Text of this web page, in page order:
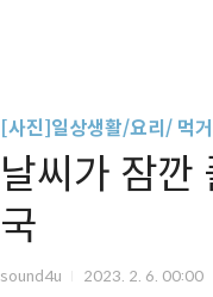
[사진]일상생활/요리/ 먹거
날씨가 잠깐
국
sound4u 2023. 2. 6. 00:00